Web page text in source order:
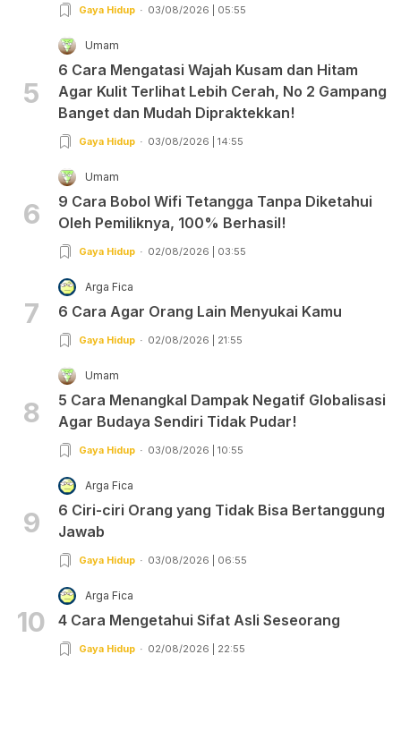
Gaya Hidup 03/08/2026 | 05:55
5
Umam
6 Cara Mengatasi Wajah Kusam dan Hitam
Agar Kulit Terlihat Lebih Cerah, No 2 Gampang
Banget dan Mudah Dipraktekkan!
Gaya Hidup 03/08/2026 | 14:55
6
Umam
9 Cara Bobol Wifi Tetangga Tanpa Diketahui
Oleh Pemiliknya, 100% Berhasil!
Gaya Hidup 02/08/2026 | 03:55
7
Arga Fica
6 Cara Agar Orang Lain Menyukai Kamu
Gaya Hidup 02/08/2026 | 21:55
8
Umam
5 Cara Menangkal Dampak Negatif Globalisasi
Agar Budaya Sendiri Tidak Pudar!
Gaya Hidup 03/08/2026 | 10:55
9
Arga Fica
6 Ciri-ciri Orang yang Tidak Bisa Bertanggung
Jawab
Gaya Hidup 03/08/2026 | 06:55
10
Arga Fica
4 Cara Mengetahui Sifat Asli Seseorang
Gaya Hidup 02/08/2026 | 22:55